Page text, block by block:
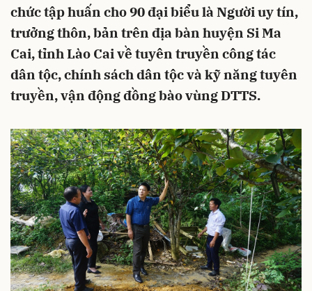
chức tập huấn cho 90 đại biểu là Người uy tín,
trưởng thôn, bản trên địa bàn huyện Si Ma
Cai, tỉnh Lào Cai về tuyên truyền công tác
dân tộc, chính sách dân tộc và kỹ năng tuyên
truyền, vận động đồng bào vùng DTTS.